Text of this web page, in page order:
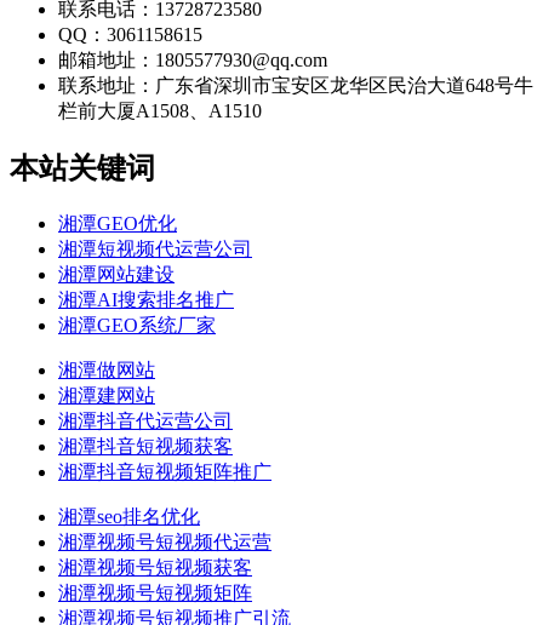
联系电话：13728723580
QQ：3061158615
邮箱地址：1805577930@qq.com
联系地址： 广东省深圳市宝安区龙华区民治大道648号牛
栏前大厦A1508、A1510
本站关键词
湘潭GEO优化
湘潭短视频代运营公司
湘潭网站建设
湘潭AI搜索排名推广
湘潭GEO系统厂家
湘潭做网站
湘潭建网站
湘潭抖音代运营公司
湘潭抖音短视频获客
湘潭抖音短视频矩阵推广
湘潭seo排名优化
湘潭视频号短视频代运营
湘潭视频号短视频获客
湘潭视频号短视频矩阵
湘潭视频号短视频推广引流